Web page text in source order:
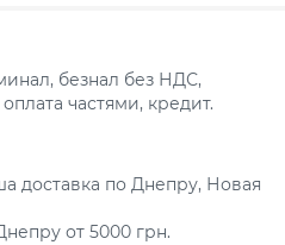
безнал без НДС,
частями, кредит.
доставка по Днепру, Новая
от 5000 грн.